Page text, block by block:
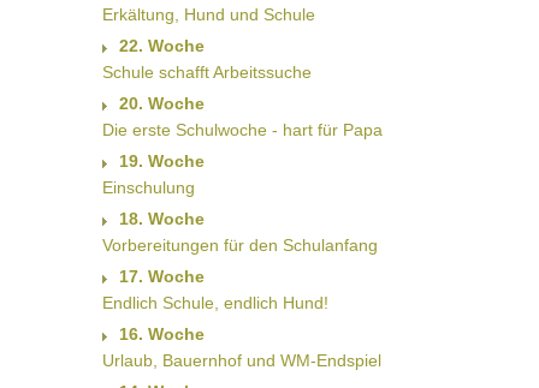
Erkältung, Hund und Schule
22. Woche
Schule schafft Arbeitssuche
20. Woche
Die erste Schulwoche - hart für Papa
19. Woche
Einschulung
18. Woche
Vorbereitungen für den Schulanfang
17. Woche
Endlich Schule, endlich Hund!
16. Woche
Urlaub, Bauernhof und WM-Endspiel